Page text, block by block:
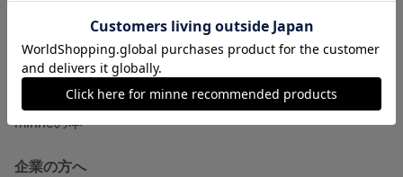
minneとものづくりと
minne学習帖
ニュース
minneの本
企業の方へ